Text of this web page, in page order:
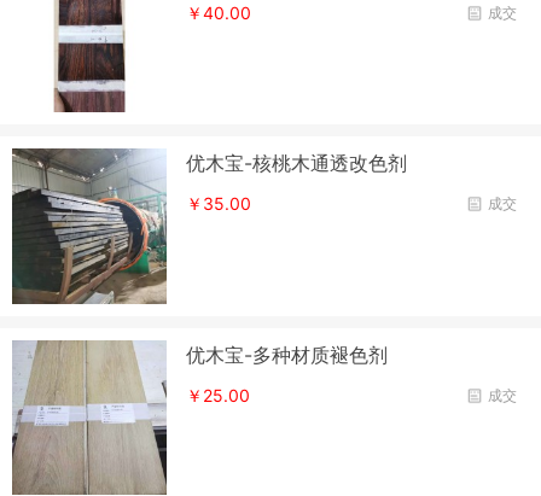
成交
￥40.00
优木宝-核桃木通透改色剂
成交
￥35.00
优木宝-多种材质褪色剂
成交
￥25.00